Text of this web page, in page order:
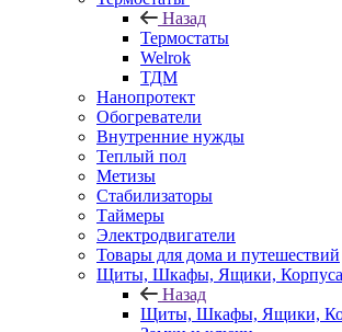
Назад
Термостаты
Welrok
ТДМ
Нанопротект
Обогреватели
Внутренние нужды
Теплый пол
Метизы
Стабилизаторы
Таймеры
Электродвигатели
Товары для дома и путешествий
Щиты, Шкафы, Ящики,
Назад
Щиты, Шкафы, Ящики,